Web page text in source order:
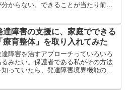
分からない。できることが当たり前の
達障害の支援に、家庭でできる
療育整体」を取り入れてみた
達障害を治すアプローチっていろいろ
るみたい。保護者である私がその方法
知っていたら、発達障害境界機能の息